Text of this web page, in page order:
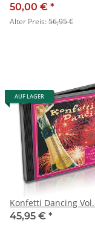
50,00 € *
Alter Preis:56,95 €
AUF LAGER
Konfetti Dancing
45,95 € *